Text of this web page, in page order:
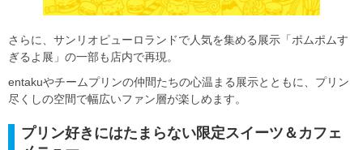
さらに、サンリオピューロランドで人気を集める展示「ポムポムす
ぎるよ展」の一部も店内で再現。
entakuやチームプリンの仲間たちの心温まる展示とともに、プリン
尽くしの空間で幅広いファン層が楽しめます。
プリン好きにはたまらない限定スイーツ＆カフェ